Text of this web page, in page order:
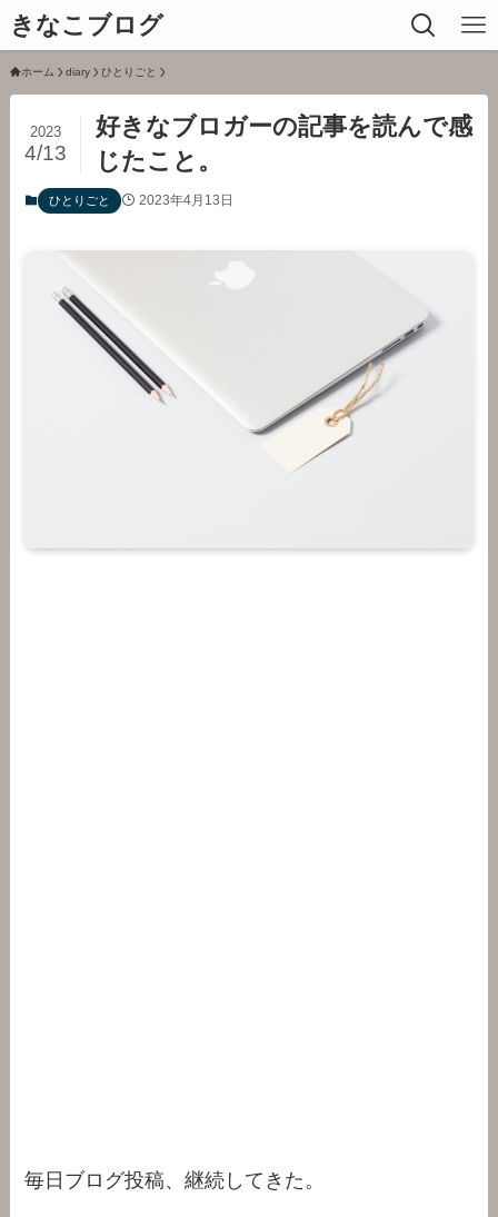
きなこブログ
ホーム diary ひとりごと
好きなブロガーの記事を読んで感
じたこと。
2023
4/13
ひとりごと 2023年4月13日
毎日ブログ投稿、継続してきた。